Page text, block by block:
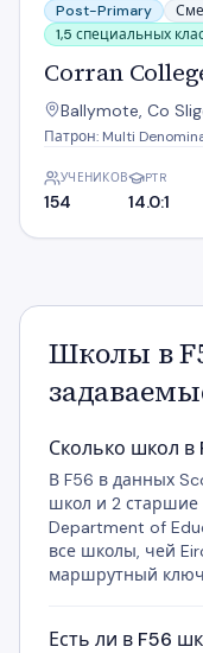
Post-Primary
1,5 специальных
Corran
Ballymote, Co
Патрон: Multi
УЧЕНИКОВ
154
PTR
14.0:1
Школы в
Сколько школ в
В F56 в данных
школ и 2 старшие
Department of
все школы, чей
маршрутный
Есть ли в F56